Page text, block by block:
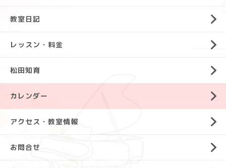
教室日記
レッスン・料金
松田知育
カレンダー
アクセス・教室情報
お問合せ